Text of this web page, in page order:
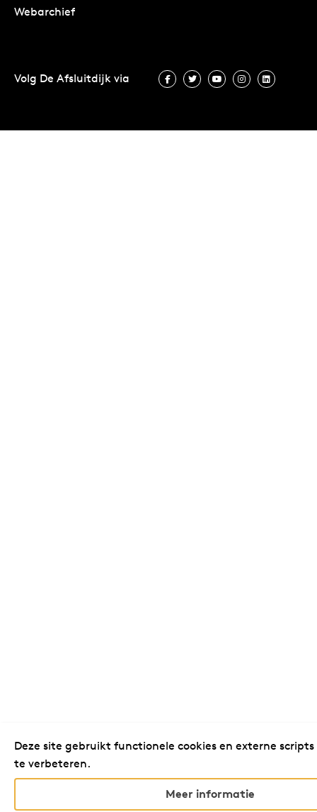
Deze site gebruikt functionele cookies en externe
te verbeteren.
Meer informatie
Webarchief
Volg De Afsluitdijk via Volg De Afsluitdijk via Facebook
Volg De Afsluitdijk via
Volg De Afsluitdijk via
Volg De